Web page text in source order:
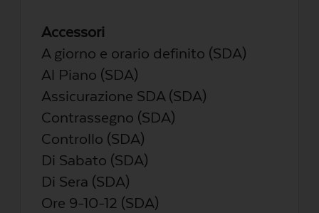
Accessori
A giorno e orario definito (SDA)
Al Piano (SDA)
Assicurazione SDA (SDA)
Contrassegno (SDA)
Controllo (SDA)
Di Sabato (SDA)
Di Sera (SDA)
Ore 9-10-12 (SDA)